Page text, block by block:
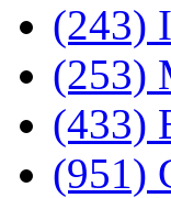
(243)
(253)
(433)
(951)